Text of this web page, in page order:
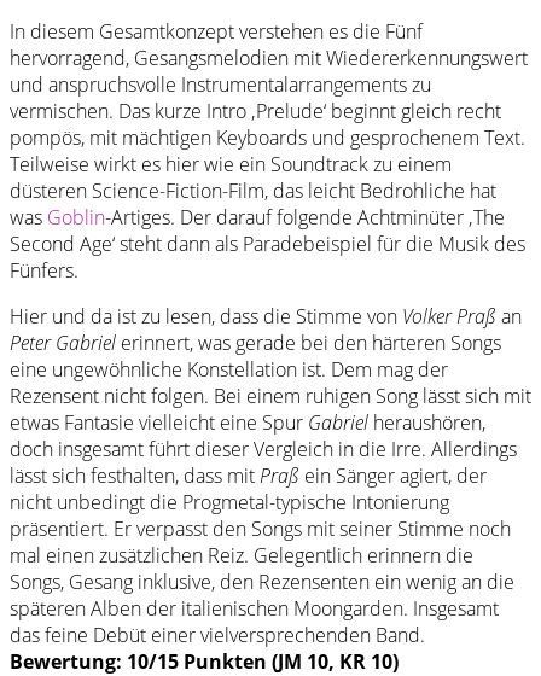
In diesem Gesamtkonzept verstehen es die Fünf
hervorragend, Gesangsmelodien mit Wiedererkennungswert
und anspruchsvolle Instrumentalarrangements zu
vermischen. Das kurze Intro ‚Prelude‘ beginnt gleich recht
pompös, mit mächtigen Keyboards und gesprochenem Text.
Teilweise wirkt es hier wie ein Soundtrack zu einem
düsteren Science-Fiction-Film, das leicht Bedrohliche hat
was Goblin-Artiges. Der darauf folgende Achtminüter ‚The
Second Age‘ steht dann als Paradebeispiel für die Musik des
Fünfers.
Hier und da ist zu lesen, dass die Stimme von Volker Praß an
Peter Gabriel erinnert, was gerade bei den härteren Songs
eine ungewöhnliche Konstellation ist. Dem mag der
Rezensent nicht folgen. Bei einem ruhigen Song lässt sich mit
etwas Fantasie vielleicht eine Spur Gabriel heraushören,
doch insgesamt führt dieser Vergleich in die Irre. Allerdings
lässt sich festhalten, dass mitPraß ein Sänger agiert, der
nicht unbedingt die Progmetal-typische Intonierung
präsentiert. Er verpasst den Songs mit seiner Stimme noch
mal einen zusätzlichen Reiz. Gelegentlich erinnern die
Songs, Gesang inklusive, den Rezensenten ein wenig an die
späteren Alben der italienischen Moongarden. Insgesamt
das feine Debüt einer vielversprechenden Band.
Bewertung: 10/15 Punkten (JM 10, KR 10)